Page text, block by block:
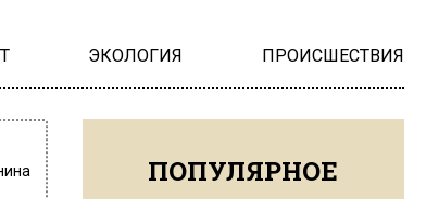
ЭКОЛОГИЯ ПРОИСШЕСТВИЯ
ПОПУЛЯРНОЕ